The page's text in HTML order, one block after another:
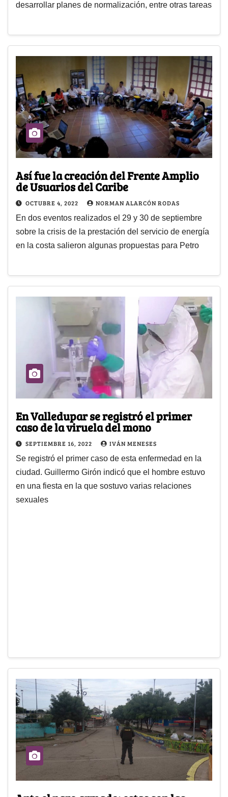
desarrollar planes de normalización, entre otras tareas
Así fue la creación del Frente Amplio
de Usuarios del Caribe
OCTUBRE 4, 2022 NORMAN ALARCÓN RODAS
En dos eventos realizados el 29 y 30 de septiembre
sobre la crisis de la prestación del servicio de energía
en la costa salieron algunas propuestas para Petro
En Valledupar se registró el primer
caso de la viruela del mono
SEPTIEMBRE 16, 2022 IVÁN MENESES
Se registró el primer caso de esta enfermedad en la
ciudad. Guillermo Girón indicó que el hombre estuvo
en una fiesta en la que sostuvo varias relaciones
sexuales